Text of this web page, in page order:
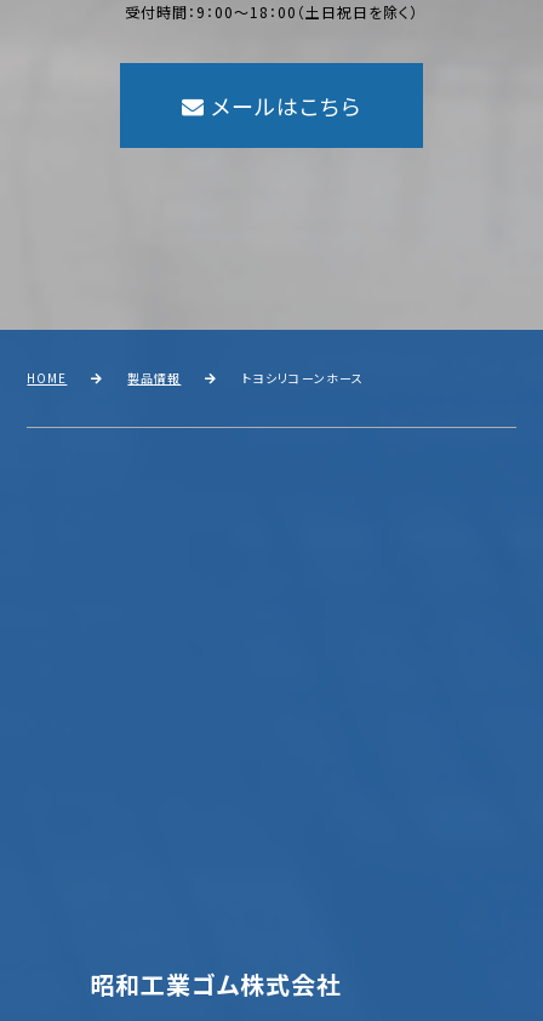
受付時間：9：00〜18：00（土日祝日を除く）
メールはこちら
HOME 製品情報 トヨシリコーンホース
昭和工業ゴム株式会社